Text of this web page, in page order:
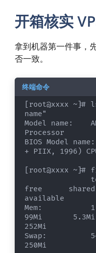
开箱核实
拿到机器第一件事，
否一致。
[root@xxxx ~]#
name"
Model name:
Processor
BIOS Model
+ PIIX, 1996)
[root@xxxx ~]#
free      shared
available
Mem:
99Mi
252Mi
Swap:
250Mi